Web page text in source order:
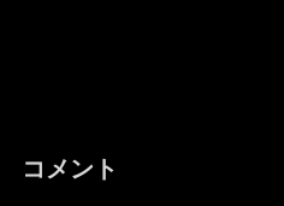
コメント